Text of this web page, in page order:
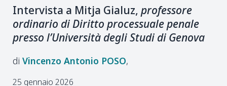
Intervista a Mitja Gialuz, professore
ordinario di Diritto processuale penale
presso l’Università degli Studi di Genova
Vincenzo Antonio POSO
25 gennaio 2026